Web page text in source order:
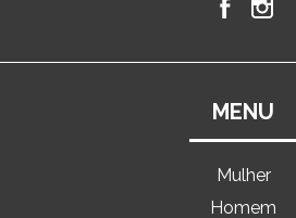
MENU
Mulher
Homem